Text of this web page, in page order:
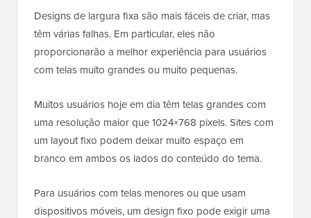
Designs de largura fixa são mais fáceis de criar, mas
têm várias falhas. Em particular, eles não
proporcionarão a melhor experiência para usuários
com telas muito grandes ou muito pequenas.
Muitos usuários hoje em dia têm telas grandes com
uma resolução maior que 1024×768 pixels. Sites com
um layout fixo podem deixar muito espaço em
branco em ambos os lados do conteúdo do tema.
Para usuários com telas menores ou que usam
dispositivos móveis, um design fixo pode exigir uma